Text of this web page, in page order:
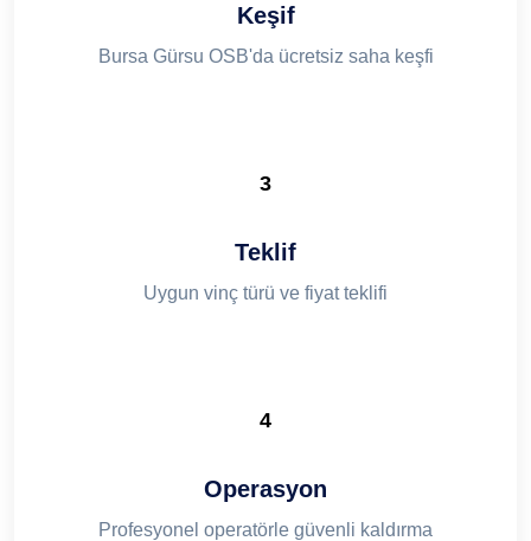
Keşif
Bursa Gürsu OSB'da ücretsiz saha keşfi
3
Teklif
Uygun vinç türü ve fiyat teklifi
4
Operasyon
Profesyonel operatörle güvenli kaldırma